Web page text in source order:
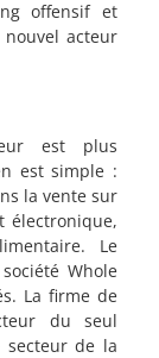
offensif et
nouvel acteur
est plus
est simple :
la vente sur
électronique,
Le
Whole
La firme de
du seul
secteur de la